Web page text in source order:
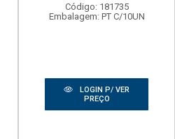
Código: 181735
Embalagem: PT C/10UN
LOGIN P/ VER
PREÇO